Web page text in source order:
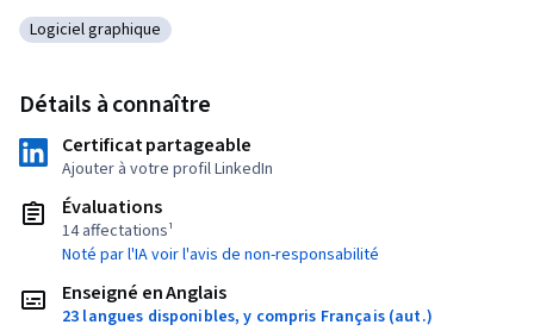
Catégorie : Logiciel graphique
Logiciel graphique
Détails à connaître
Certificat partageable
Ajouter à votre profil LinkedIn
Évaluations
14 affectations¹
Noté par l'IA voir l'avis de non-responsabilité
Enseigné en Anglais
23 langues disponibles, y compris Français (aut.)